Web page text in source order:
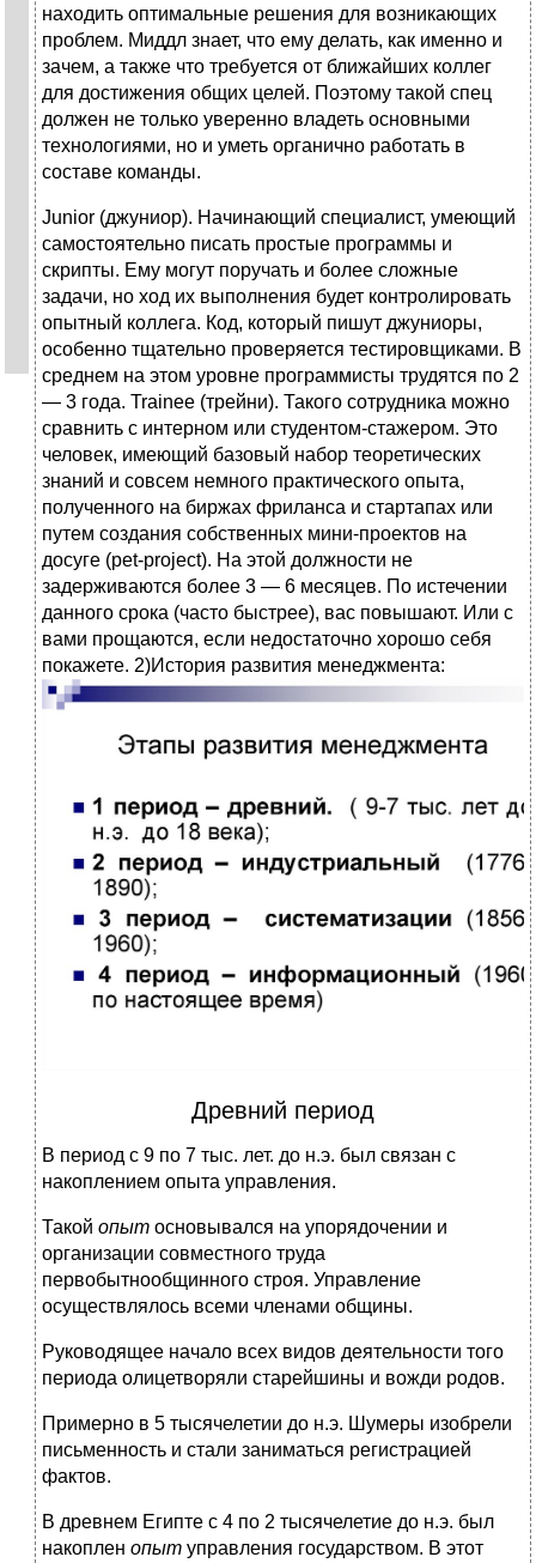
находить оптимальные решения для возникающих
проблем. Миддл знает, что ему делать, как именно и
зачем, а также что требуется от ближайших коллег
для достижения общих целей. Поэтому такой спец
должен не только уверенно владеть основными
технологиями, но и уметь органично работать в
составе команды.
Junior (джуниор). Начинающий специалист, умеющий
самостоятельно писать простые программы и
скрипты. Ему могут поручать и более сложные
задачи, но ход их выполнения будет контролировать
опытный коллега. Код, который пишут джуниоры,
особенно тщательно проверяется тестировщиками. В
среднем на этом уровне программисты трудятся по 2
— 3 года. Trainee (трейни). Такого сотрудника можно
сравнить с интерном или студентом-стажером. Это
человек, имеющий базовый набор теоретических
знаний и совсем немного практического опыта,
полученного на биржах фриланса и стартапах или
путем создания собственных мини-проектов на
досуге (pet-project). На этой должности не
задерживаются более 3 — 6 месяцев. По истечении
данного срока (часто быстрее), вас повышают. Или с
вами прощаются, если недостаточно хорошо себя
покажете. 2)История развития менеджмента:
Древний период
В период с 9 по 7 тыс. лет. до н.э. был связан с
накоплением опыта управления.
Такой опыт основывался на упорядочении и
организации совместного труда
первобытнообщинного строя. Управление
осуществлялось всеми членами общины.
Руководящее начало всех видов деятельности того
периода олицетворяли старейшины и вожди родов.
Примерно в 5 тысячелетии до н.э. Шумеры изобрели
письменность и стали заниматься регистрацией
фактов.
В древнем Египте с 4 по 2 тысячелетие до н.э. был
накоплен опыт управления государством. В этот